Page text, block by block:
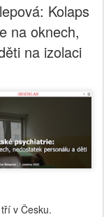
Kolaps
na oknech,
na izolaci
v Česku.